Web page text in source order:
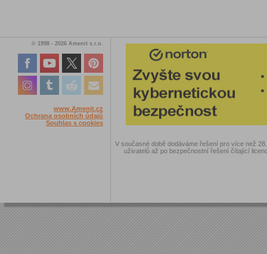
© 1998 - 2026 Amenit s.r.o.
www.Amenit.cz
Ochrana osobních údajů
Souhlas s cookies
V současné době dodáváme řešení pro více než
uživatelů až po bezpečnostní řešení čítající